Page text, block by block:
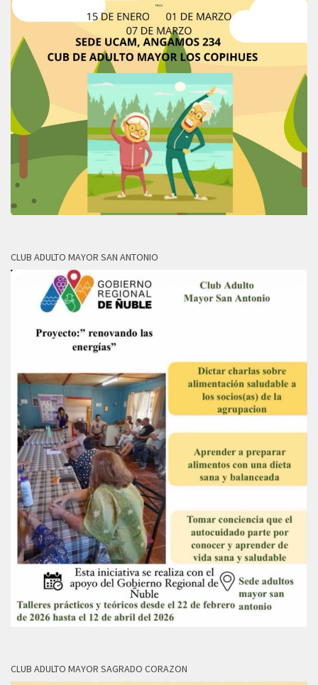
CLUB ADULTO MAYOR SAN ANTONIO
CLUB ADULTO MAYOR SAGRADO CORAZON